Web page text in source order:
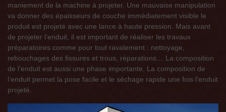
maniement de la machine à projeter. Une mauvaise manipulation
va donner des épaisseurs de couche immédiatement visible le
produit est projeté avec une lance à haute pression. Mais avant
de projeter l’enduit, il est important de réaliser les travaux
préparatoires comme pour tout ravalement : nettoyage,
rebouchages des fissures et trous, réparations… La composition
de l’enduit est aussi une phase importante. La composition de
l’enduit permet la pose facile et le séchage rapide une fois l’enduit
projeté.